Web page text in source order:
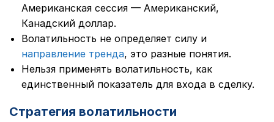
Американская сессия — Американский,
Канадский доллар.
Волатильность не определяет силу и
направление тренда, это разные понятия.
Нельзя применять волатильность, как
единственный показатель для входа в сделку.
Стратегия волатильности